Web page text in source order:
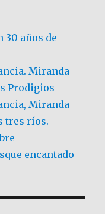
30 años de
Miranda
Prodigios
Miranda
tres ríos.
encantado